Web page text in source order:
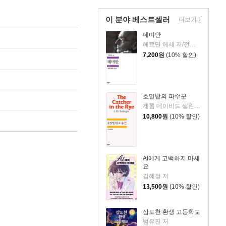
이 분야 베스트셀러
데미안
헤르만 헤세 저/전영애 역
7,200원 (10% 할인)
호밀밭의 파수꾼
제롬 데이비드 샐린저 저/공경희 역
10,800원 (10% 할인)
AI에게 고백하지 마세
요
김혜정 저
13,500원 (10% 할인)
삼도천 환생 고등학교
범유진 저
더보기